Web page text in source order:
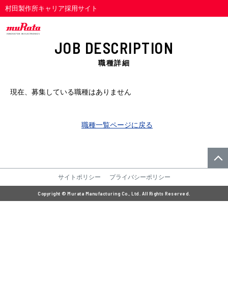
村田製作所キャリア採用サイト
JOB DESCRIPTION
職種詳細
現在、募集している職種はありません
職種一覧ページに戻る
サイトポリシー プライバシーポリシー
Copyright © Murata Manufacturing Co., Ltd. All Rights Reserved.